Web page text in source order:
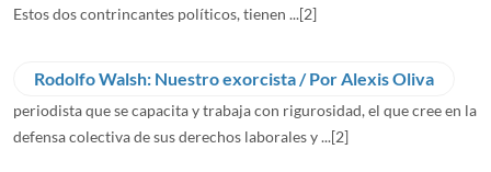
Estos dos contrincantes políticos, tienen ...[2]
Rodolfo Walsh: Nuestro exorcista / Por Alexis Oliva
periodista que se capacita y trabaja con rigurosidad, el que cree en la
defensa colectiva de sus derechos laborales y ...[2]